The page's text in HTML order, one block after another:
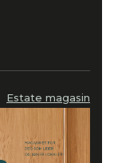
Estate magasin